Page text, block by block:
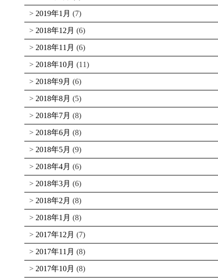
2019年1月 (7)
2018年12月 (6)
2018年11月 (6)
2018年10月 (11)
2018年9月 (6)
2018年8月 (5)
2018年7月 (8)
2018年6月 (8)
2018年5月 (9)
2018年4月 (6)
2018年3月 (6)
2018年2月 (8)
2018年1月 (8)
2017年12月 (7)
2017年11月 (8)
2017年10月 (8)